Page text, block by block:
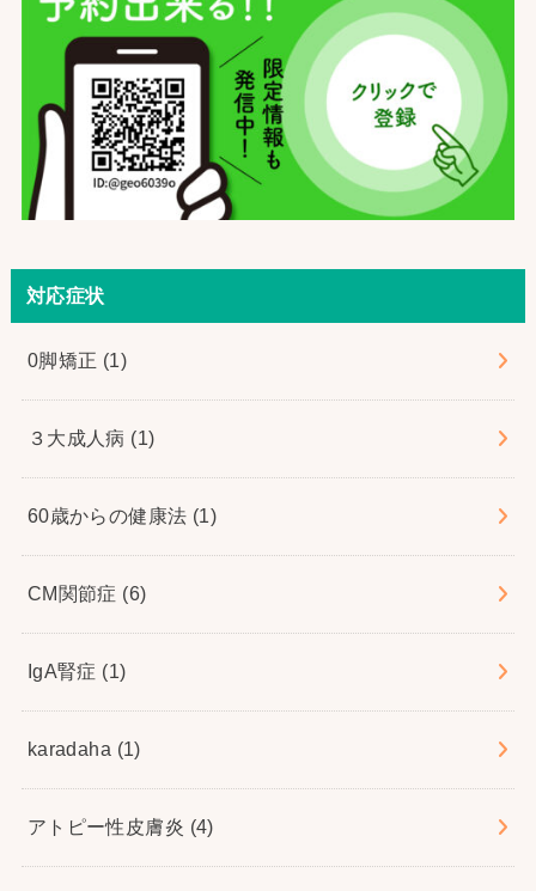
対応症状
0脚矯正 (1)
３大成人病 (1)
60歳からの健康法 (1)
CM関節症 (6)
IgA腎症 (1)
karadaha (1)
アトピー性皮膚炎 (4)